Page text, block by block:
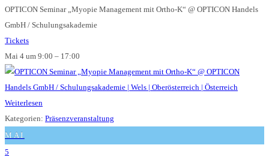
OPTICON Seminar „Myopie Management mit Ortho-K“ @ OPTICON Handels
GmbH / Schulungsakademie
Tickets
Mai 4 um 9:00 – 17:00
Weiterlesen
Kategorien: Präsenzveranstaltung
MAI
5